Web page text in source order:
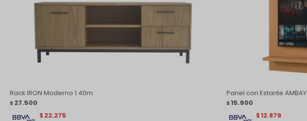
Rack IRON Moderno 1.40m
$ 27.500
$ 22.275
Panel con Estante AMBAY
$ 15.900
$ 12.879